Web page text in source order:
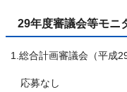
29年度審議会等モニ
1.総合計画審議会（平成
応募なし